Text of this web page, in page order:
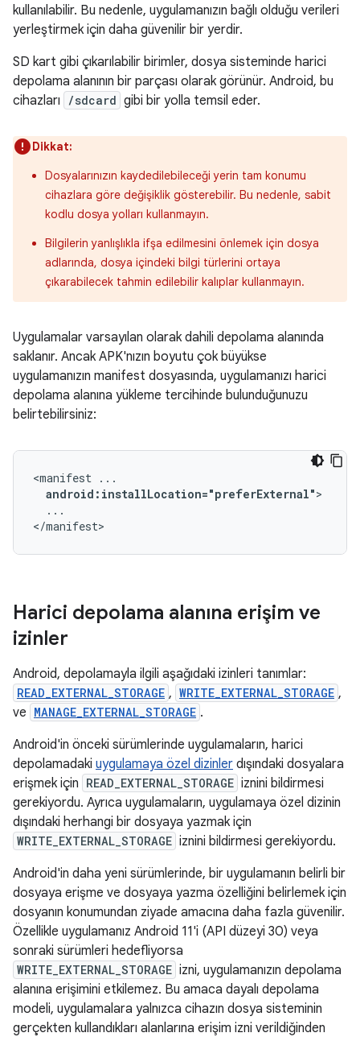
kullanılabilir. Bu nedenle, uygulamanızın bağlı olduğu verileri
yerleştirmek için daha güvenilir bir yerdir.
SD kart gibi çıkarılabilir birimler, dosya sisteminde harici
depolama alanının bir parçası olarak görünür. Android, bu
cihazları
/sdcard gibi bir yolla temsil eder.
Dikkat:
Dosyalarınızın kaydedilebileceği yerin tam konumu
cihazlara göre değişiklik gösterebilir. Bu nedenle, sabit
kodlu dosya yolları kullanmayın.
Bilgilerin yanlışlıkla ifşa edilmesini önlemek için dosya
adlarında, dosya içindeki bilgi türlerini ortaya
çıkarabilecek tahmin edilebilir kalıplar kullanmayın.
Uygulamalar varsayılan olarak dahili depolama alanında
saklanır. Ancak APK'nızın boyutu çok büyükse
uygulamanızın manifest dosyasında, uygulamanızı harici
depolama alanına yükleme tercihinde bulunduğunuzu
belirtebilirsiniz:
<manifest
android:installLocation="preferExternal"
...
</manifest>
Harici depolama alanına erişim ve
izinler
Android, depolamayla ilgili aşağıdaki izinleri tanımlar:
READ_EXTERNAL_STORAGE , WRITE_EXTERNAL_STORAGE ,
ve MANAGE_EXTERNAL_STORAGE .
Android'in önceki sürümlerinde uygulamaların, harici
depolamadaki uygulamaya özel dizinler dışındaki dosyalara
erişmek için READ_EXTERNAL_STORAGE iznini bildirmesi
gerekiyordu. Ayrıca uygulamaların, uygulamaya özel dizinin
dışındaki herhangi bir dosyaya yazmak için
WRITE_EXTERNAL_STORAGE iznini bildirmesi gerekiyordu.
Android'in daha yeni sürümlerinde, bir uygulamanın belirli bir
dosyaya erişme ve dosyaya yazma özelliğini belirlemek için
dosyanın konumundan ziyade amacına daha fazla güvenilir.
Özellikle uygulamanız Android 11'i (API düzeyi 30) veya
sonraki sürümleri hedefliyorsa
WRITE_EXTERNAL_STORAGE izni, uygulamanızın depolama
alanına erişimini etkilemez. Bu amaca dayalı depolama
modeli, uygulamalara yalnızca cihazın dosya sisteminin
gerçekten kullandıkları alanlarına erişim izni verildiğinden